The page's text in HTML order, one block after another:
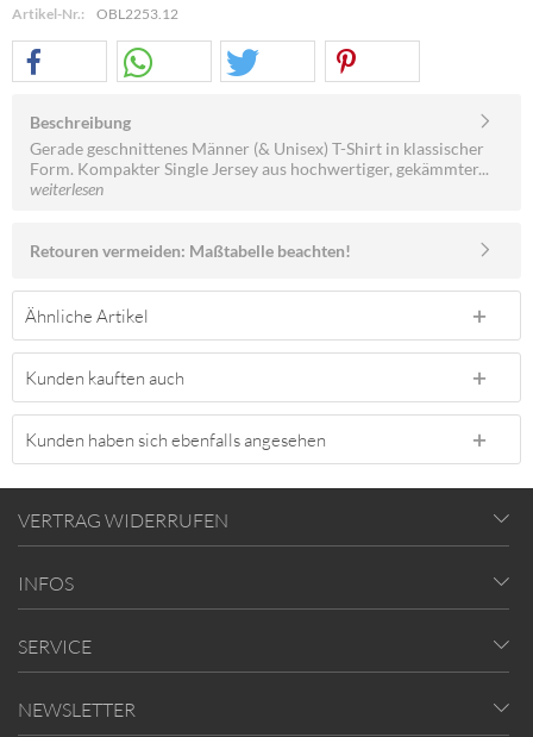
Artikel-Nr.:
OBL2253.12
Beschreibung
Gerade geschnittenes Männer (& Unisex) T-Shirt in klassischer
Form. Kompakter Single Jersey aus hochwertiger, gekämmter...
weiterlesen
Retouren vermeiden: Maßtabelle beachten!
Ähnliche Artikel
Kunden kauften auch
Kunden haben sich ebenfalls angesehen
VERTRAG WIDERRUFEN
INFOS
SERVICE
NEWSLETTER